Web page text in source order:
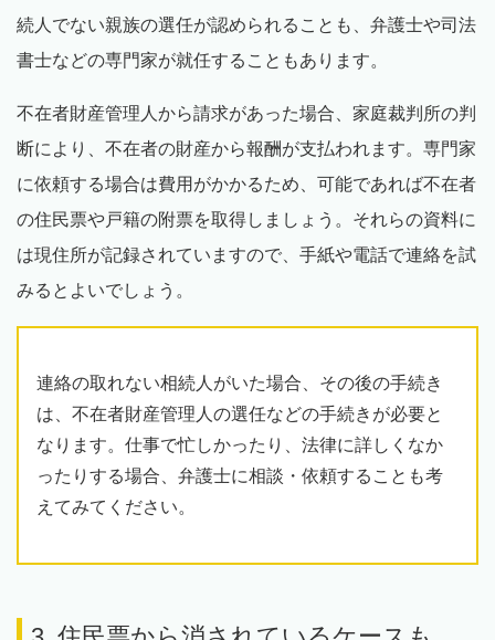
続人でない親族の選任が認められることも、弁護士や司法
書士などの専門家が就任することもあります。
不在者財産管理人から請求があった場合、家庭裁判所の判
断により、不在者の財産から報酬が支払われます。専門家
に依頼する場合は費用がかかるため、可能であれば不在者
の住民票や戸籍の附票を取得しましょう。それらの資料に
は現住所が記録されていますので、手紙や電話で連絡を試
みるとよいでしょう。
連絡の取れない相続人がいた場合、その後の手続き
は、不在者財産管理人の選任などの手続きが必要と
なります。仕事で忙しかったり、法律に詳しくなか
ったりする場合、弁護士に相談・依頼することも考
えてみてください。